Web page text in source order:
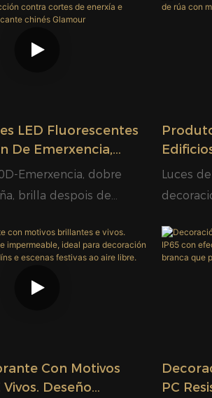
LED Fluorescentes
De Emerxencia,
Cortes De
-
Glamour
Emerxencia, dobre
brilla despois de
Con
Nadal
Luces
Con Motivos
Deseño
PC